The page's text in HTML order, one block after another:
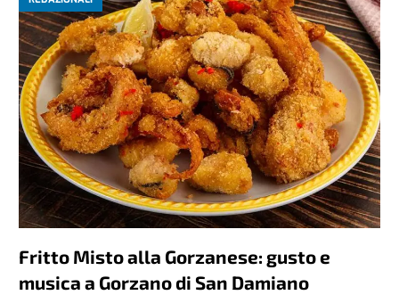
Fritto Misto alla Gorzanese: gusto e
musica a Gorzano di San Damiano